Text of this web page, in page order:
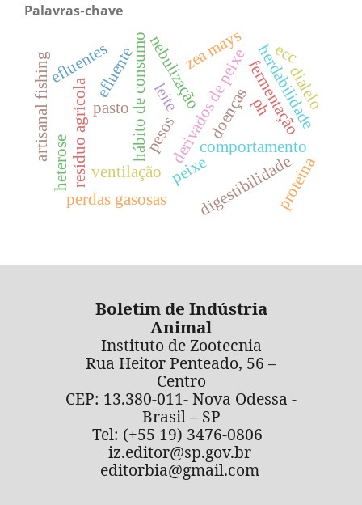
Palavras-chave
peixe
derivados de peixe
hábito de consumo comportamento
nebulização
ventilação digestibilidade
efluente fermentação
ph
proteína
resíduo agrícola
zea mays
efluentes
perdas gasosas
herdabilidade
pesos
pasto doenças
leite
ecc
artisanal fishing dialelo
heterose
Boletim de Indústria
Animal
Instituto de Zootecnia
Rua Heitor Penteado, 56 –
Centro
CEP: 13.380-011- Nova Odessa -
Brasil – SP
Tel: (+55 19) 3476-0806
iz.editor@sp.gov.br
editorbia@gmail.com